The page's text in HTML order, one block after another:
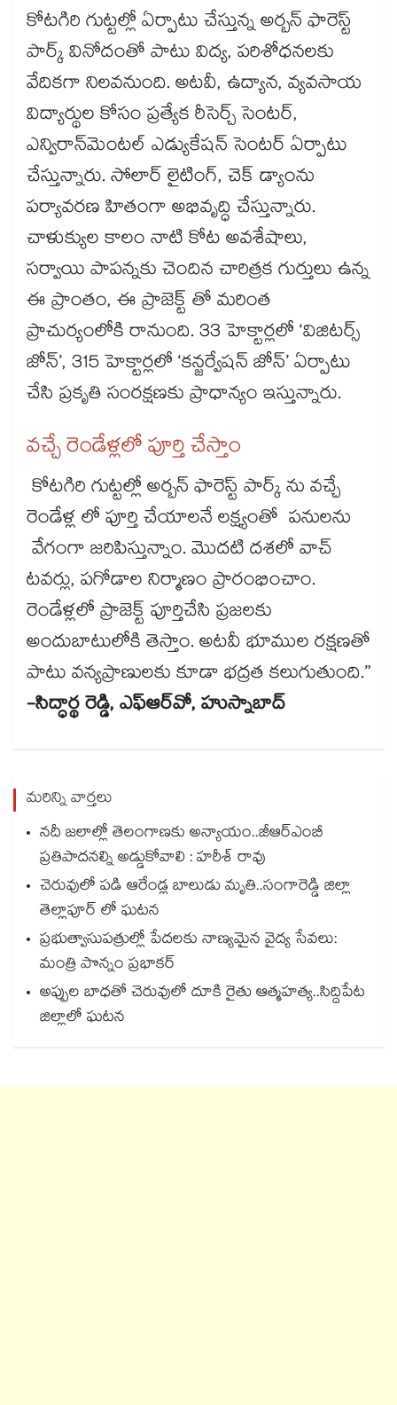
కోటగిరి గుట్టల్లో ఏర్పాటు చేస్తున్న అర్బన్ ఫారెస్ట్
పార్క్ వినోదంతో పాటు విద్య, పరిశోధనలకు
వేదికగా నిలవనుంది. అటవీ, ఉద్యాన, వ్యవసాయ
విద్యార్థుల కోసం ప్రత్యేక రీసెర్చ్ సెంటర్,
ఎన్విరాన్‌‌మెంటల్‌‌ ఎడ్యుకేషన్ సెంటర్ ఏర్పాటు
చేస్తున్నారు. సోలార్ లైటింగ్, చెక్‌‌ డ్యాంను
పర్యావరణ హితంగా అభివృద్ధి చేస్తున్నారు.
చాళుక్యుల కాలం నాటి కోట అవశేషాలు,
సర్వాయి పాపన్నకు చెందిన చారిత్రక గుర్తులు ఉన్న
ఈ ప్రాంతం, ఈ ప్రాజెక్ట్‌‌ తో మరింత
ప్రాచుర్యంలోకి రానుంది. 33 హెక్టార్లలో ‘విజిటర్స్
జోన్’, 315 హెక్టార్లలో ‘కన్జర్వేషన్ జోన్’ ఏర్పాటు
చేసి ప్రకృతి సంరక్షణకు ప్రాధాన్యం ఇస్తున్నారు.
వచ్చే రెండేళ్లలో పూర్తి చేస్తాం
కోటగిరి గుట్టల్లో అర్బన్ ఫారెస్ట్ పార్క్‌‌ ను వచ్చే
రెండేళ్ల లో పూర్తి చేయాలనే లక్ష్యంతో పనులను
వేగంగా జరిపిస్తున్నాం. మొదటి దశలో వాచ్
టవర్లు, పగోడాల నిర్మాణం ప్రారంభించాం.
రెండేళ్లలో ప్రాజెక్ట్ పూర్తిచేసి ప్రజలకు
అందుబాటులోకి తెస్తాం. అటవీ భూముల రక్షణతో
పాటు వన్యప్రాణులకు కూడా భద్రత కలుగుతుంది.”
-సిద్ధార్థ రెడ్డి, ఎఫ్‌‌ఆర్‌‌‌‌వో, హుస్నాబాద్
మరిన్ని వార్తలు
నదీ జలాల్లో తెలంగాణకు అన్యాయం..జీఆర్ఎంబీ
ప్రతిపాదనల్ని అడ్డుకోవాలి : హరీశ్ రావు
చెరువులో పడి ఆరేండ్ల బాలుడు మృతి..సంగారెడ్డి జిల్లా
తెల్లాపూర్ లో ఘటన
ప్రభుత్వాసుపత్రుల్లో పేదలకు నాణ్యమైన వైద్య సేవలు:
మంత్రి పొన్నం ప్రభాకర్
అప్పుల బాధతో చెరువులో దూకి రైతు ఆత్మహత్య..సిద్దిపేట
జిల్లాలో ఘటన